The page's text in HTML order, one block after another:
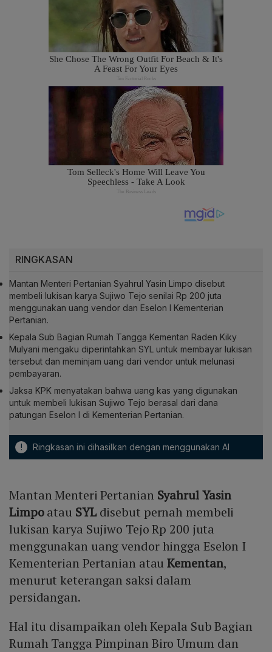
RINGKASAN
Mantan Menteri Pertanian Syahrul Yasin Limpo disebut
membeli lukisan karya Sujiwo Tejo senilai Rp 200 juta
menggunakan uang vendor dan Eselon I Kementerian
Pertanian.
Kepala Sub Bagian Rumah Tangga Kementan Raden Kiky
Mulyani mengaku diperintahkan SYL untuk membayar lukisan
tersebut dan meminjam uang dari vendor untuk melunasi
pembayaran.
Jaksa KPK menyatakan bahwa uang kas yang digunakan
untuk membeli lukisan Sujiwo Tejo berasal dari dana
patungan Eselon I di Kementerian Pertanian.
! Ringkasan ini dihasilkan dengan menggunakan AI
Mantan Menteri Pertanian Syahrul Yasin
Limpoatau SYLdisebut pernah membeli
lukisan karya Sujiwo Tejo Rp 200 juta
menggunakan uang vendor hingga Eselon I
Kementerian Pertanian atauKementan,
menurut keterangan saksi dalam
persidangan.
Hal itu disampaikan oleh Kepala Sub Bagian
Rumah Tangga Pimpinan Biro Umum dan